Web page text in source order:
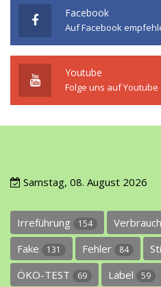
Facebook
Auf Facebook
Youtube
Folge uns auf Youtube
Samstag, 08. August 2026
Irreführung 154
Fake 131 Fehler 84
ÖKO-TEST 69 Label 59